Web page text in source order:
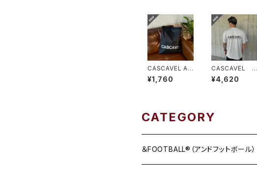
CASCAVEL AL
L-IN SHOES S
ACK ブラック
¥1,760
CASCAVEL バ
ックLARGEロゴ
プラシャツ シル
¥4,620
CATEGORY
＆FOOTBALL®（アンドフットボール）